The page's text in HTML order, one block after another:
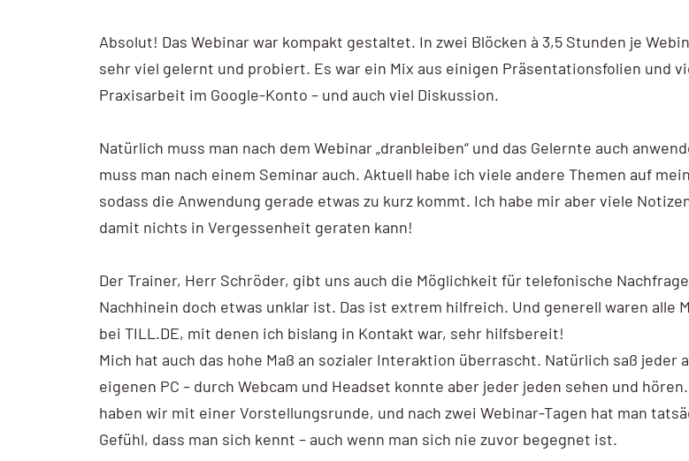
Absolut! Das Webinar war kompakt gestaltet. In zwei Blöcken à 3,5 Stunden je
sehr viel gelernt und probiert. Es war ein Mix aus einigen Präsentationsfolien und
Praxisarbeit im Google-Konto – und auch viel Diskussion.
Natürlich muss man nach dem Webinar „dranbleiben“ und das Gelernte auch
muss man nach einem Seminar auch. Aktuell habe ich viele andere Themen auf
sodass die Anwendung gerade etwas zu kurz kommt. Ich habe mir aber viele
damit nichts in Vergessenheit geraten kann!
Der Trainer, Herr Schröder, gibt uns auch die Möglichkeit für telefonische
Nachhinein doch etwas unklar ist. Das ist extrem hilfreich. Und generell waren alle
bei TILL.DE, mit denen ich bislang in Kontakt war, sehr hilfsbereit!
Mich hat auch das hohe Maß an sozialer Interaktion überrascht. Natürlich saß jeder
eigenen PC – durch Webcam und Headset konnte aber jeder jeden sehen und
haben wir mit einer Vorstellungsrunde, und nach zwei Webinar-Tagen hat man
Gefühl, dass man sich kennt – auch wenn man sich nie zuvor begegnet ist.